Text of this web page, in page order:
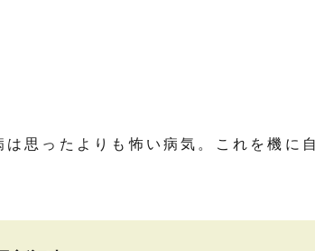
思ったよりも怖い病気。これを機に